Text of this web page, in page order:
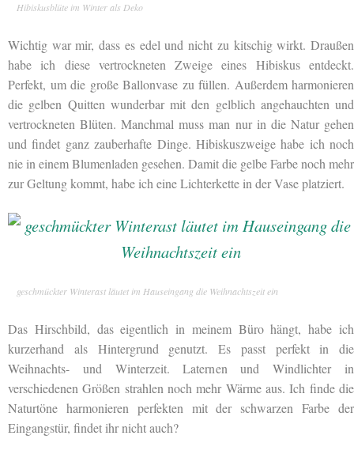
Hibiskusblüte im Winter als Deko
Wichtig war mir, dass es edel und nicht zu kitschig wirkt. Draußen
habe ich diese vertrockneten Zweige eines Hibiskus entdeckt.
Perfekt, um die große Ballonvase zu füllen. Außerdem harmonieren
die gelben Quitten wunderbar mit den gelblich angehauchten und
vertrockneten Blüten. Manchmal muss man nur in die Natur gehen
und findet ganz zauberhafte Dinge. Hibiskuszweige habe ich noch
nie in einem Blumenladen gesehen. Damit die gelbe Farbe noch mehr
zur Geltung kommt, habe ich eine Lichterkette in der Vase platziert.
geschmückter Winterast läutet im Hauseingang die Weihnachtszeit ein
Das Hirschbild, das eigentlich in meinem Büro hängt, habe ich
kurzerhand als Hintergrund genutzt. Es passt perfekt in die
Weihnachts- und Winterzeit. Laternen und Windlichter in
verschiedenen Größen strahlen noch mehr Wärme aus. Ich finde die
Naturtöne harmonieren perfekten mit der schwarzen Farbe der
Eingangstür, findet ihr nicht auch?